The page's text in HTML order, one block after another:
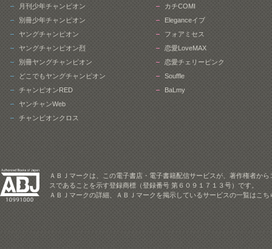
月刊少年チャンピオン
別冊少年チャンピオン
ヤングチャンピオン
ヤングチャンピオン烈
別冊ヤングチャンピオン
どこでもヤングチャンピオン
チャンピオンRED
ヤンチャンWeb
チャンピオンクロス
カチCOMI
Eleganceイブ
フォアミセス
恋愛LoveMAX
恋愛チェリーピンク
Souffle
BaLmy
ＡＢＪマークは、この電子書店・電子書籍配信サービスが、著作権者か
スであることを示す登録商標（登録番号 第６０９１７１３号）です。
ＡＢＪマークの詳細、ＡＢＪマークを掲示しているサービスの一覧はこ